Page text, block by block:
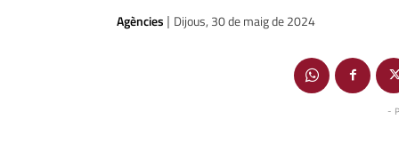
Agències | Dijous, 30 de maig de 2024
-